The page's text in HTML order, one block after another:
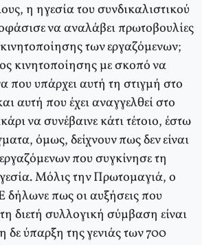
η ηγεσία του συνδικαλιστικού
να αναλάβει πρωτοβουλίες
των εργαζόμενων;
κινητοποίησης με σκοπό να
που υπάρχει αυτή τη στιγμή στο
αυτή που έχει αναγγελθεί στο
να συνέβαινε κάτι τέτοιο, έστω
όμως, δείχνουν πως δεν είναι
που συγκίνησε τη
Mόλις την Πρωτομαγιά, ο
δήλωνε πως οι αυξήσεις που
διετή συλλογική σύμβαση είναι
δε ύπαρξη της γενιάς των 700